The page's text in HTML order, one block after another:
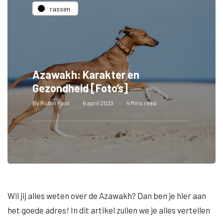
rassen
Azawakh: Karakter en
Gezondheid [Foto’s]
By Rubin Koot 6 april 2023 4 Mins read
Wil jij alles weten over de Azawakh? Dan ben je hier aan
het goede adres! In dit artikel zullen we je alles vertellen